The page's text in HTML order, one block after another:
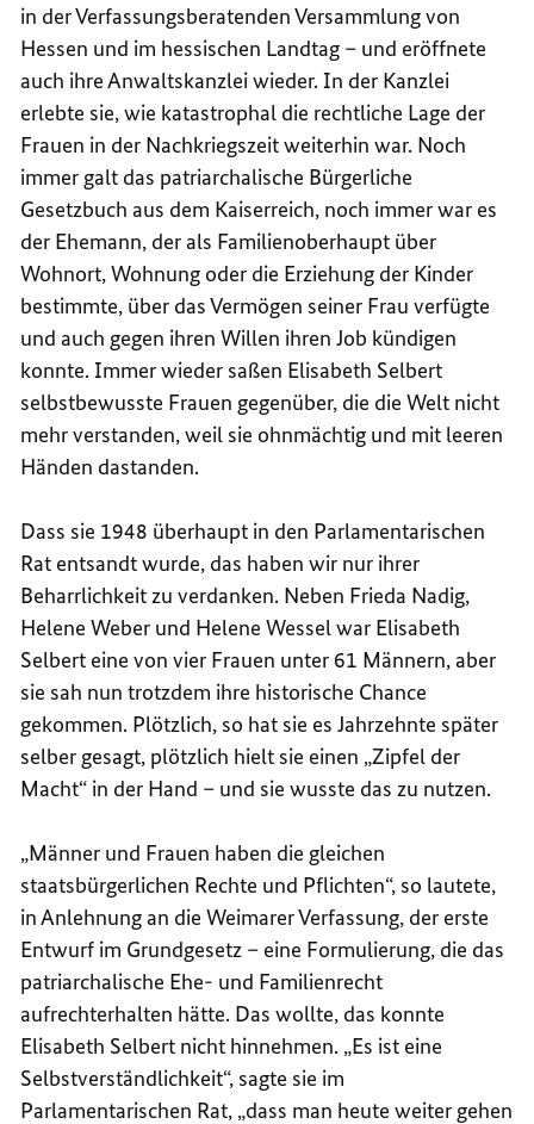
in der Verfassungsberatenden Versammlung von
Hessen und im hessischen Landtag – und eröffnete
auch ihre Anwaltskanzlei wieder. In der Kanzlei
erlebte sie, wie katastrophal die rechtliche Lage der
Frauen in der Nachkriegszeit weiterhin war. Noch
immer galt das patriarchalische Bürgerliche
Gesetzbuch aus dem Kaiserreich, noch immer war es
der Ehemann, der als Familienoberhaupt über
Wohnort, Wohnung oder die Erziehung der Kinder
bestimmte, über das Vermögen seiner Frau verfügte
und auch gegen ihren Willen ihren Job kündigen
konnte. Immer wieder saßen Elisabeth Selbert
selbstbewusste Frauen gegenüber, die die Welt nicht
mehr verstanden, weil sie ohnmächtig und mit leeren
Händen dastanden.
Dass sie 1948 überhaupt in den Parlamentarischen
Rat entsandt wurde, das haben wir nur ihrer
Beharrlichkeit zu verdanken. Neben Frieda Nadig,
Helene Weber und Helene Wessel war Elisabeth
Selbert eine von vier Frauen unter 61 Männern, aber
sie sah nun trotzdem ihre historische Chance
gekommen. Plötzlich, so hat sie es Jahrzehnte später
selber gesagt, plötzlich hielt sie einen „Zipfel der
Macht“ in der Hand – und sie wusste das zu nutzen.
„Männer und Frauen haben die gleichen
staatsbürgerlichen Rechte und Pflichten“, so lautete,
in Anlehnung an die Weimarer Verfassung, der erste
Entwurf im Grundgesetz – eine Formulierung, die das
patriarchalische Ehe- und Familienrecht
aufrechterhalten hätte. Das wollte, das konnte
Elisabeth Selbert nicht hinnehmen. „Es ist eine
Selbstverständlichkeit“, sagte sie im
Parlamentarischen Rat, „dass man heute weiter gehen